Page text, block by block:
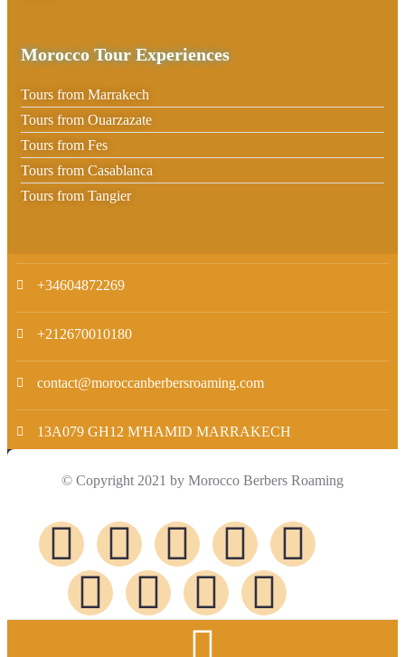
Morocco Tour Experiences
Tours from Marrakech
Tours from Ouarzazate
Tours from Fes
Tours from Casablanca
Tours from Tangier
+34604872269
+212670010180
contact@moroccanberbersroaming.com
13A079 GH12 M'HAMID MARRAKECH
© Copyright 2021 by Morocco Berbers Roaming